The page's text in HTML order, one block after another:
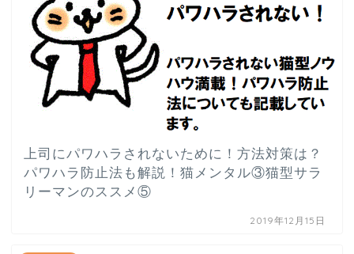
上司にパワハラされないために！方法対策は？
パワハラ防止法も解説！猫メンタル③猫型サラ
リーマンのススメ⑤
2019年12月15日